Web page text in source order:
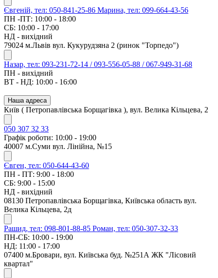
Євгеній, тел: 050-841-25-86 Марина, тел: 099-664-43-56
ПН -ПТ: 10:00 - 18:00
СБ: 10:00 - 17:00
НД - вихідний
79024 м.Львів вул. Кукурудзяна 2 (ринок "Торпедо")
Назар, тел: 093-231-72-14 / 093-556-05-88 / 067-949-31-68
ПН - вихідний
ВТ - НД: 10:00 - 16:00
Наша адреса
Київ ( Петропавлівська Борщагівка ), вул. Велика Кільцева, 2
050 307 32 33
Графік роботи: 10:00 - 19:00
40007 м.Суми вул. Лінійна, №15
Євген, тел: 050-644-43-60
ПН - ПТ: 9:00 - 18:00
СБ: 9:00 - 15:00
НД - вихідний
08130 Петропавлівська Борщагівка, Київська область вул.
Велика Кільцева, 2д
Рашид, тел: 098-801-88-85 Роман, тел: 050-307-32-33
ПН-СБ: 10:00 - 19:00
НД: 11:00 - 17:00
07400 м.Бровари, вул. Київська буд. №251А ЖК "Лісовий
квартал"